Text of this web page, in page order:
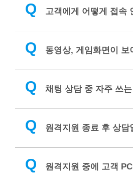
Q 고객에게 어떻게 접속 안내
Q 동영상, 게임화면이 보
Q 채팅 상담 중 자주 쓰는 채팅 메시지를 단축키로 실행하고 싶
Q 원격지원 종료 후 상담일지를 기록하고
Q 원격지원 중에 고객 PC를 재부팅하고 재